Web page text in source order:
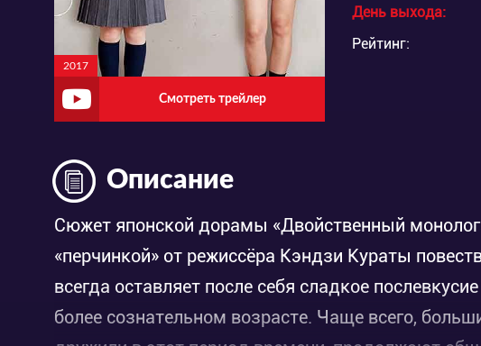
2017
Смотреть трейлер
День выхода:
Рейтинг:
Описание
Сюжет японской дорамы «Двойственный
«перчинкой» от режиссёра Кэндзи Кураты
всегда оставляет после себя сладкое
более сознательном возрасте. Чаще всего,